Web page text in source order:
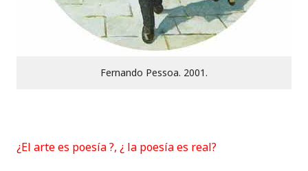
Fernando Pessoa. 2001.
¿El arte es poesía ?, ¿ la poesía es real?